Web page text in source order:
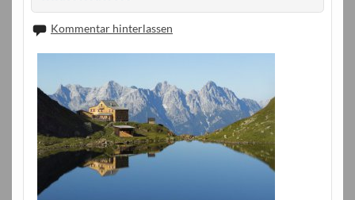
Kommentar hinterlassen